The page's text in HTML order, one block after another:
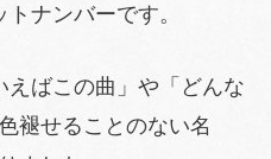
ナンバーです。
えばこの曲」や「どんな
褪せることのない名